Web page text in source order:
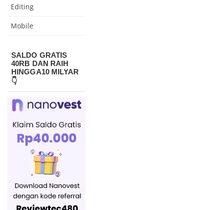
Editing
Mobile
SALDO GRATIS
40RB DAN RAIH
HINGGA10 MILYAR
👇